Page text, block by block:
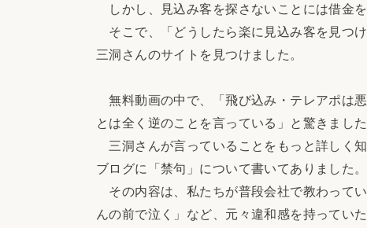
しかし、見込み客を探さないことには借金
そこで、「どうしたら楽に見込み客を見つ
三洞さんのサイトを見つけました。
無料動画の中で、「飛び込み・テレアポは
とは全く逆のことを言っている」と驚きました
三洞さんが言っていることをもっと詳しく
ブログに「禁句」について書いてありました。
その内容は、私たちが普段会社で教わって
んの前で泣く」など、元々違和感を持ってい